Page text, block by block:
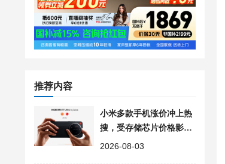
推荐内容
小米多款手机涨价冲上热
搜，受存储芯片价格影响
部分机型上调300-500元
2026-08-03